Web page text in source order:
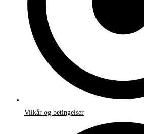
Vilkår og betingelser